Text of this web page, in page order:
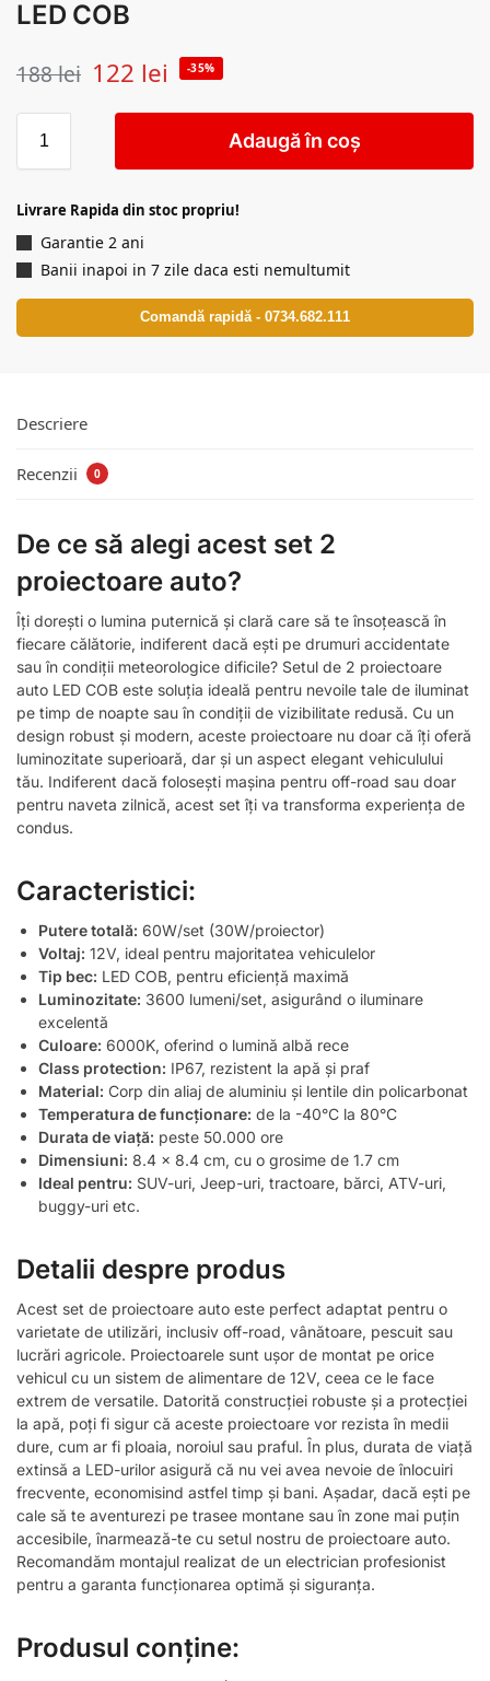
LED COB
188lei 122 lei -35%
Adaugă în coș
Livrare Rapida din stoc propriu!
Garantie 2 ani
Banii inapoi in 7 zile daca esti nemultumit
Comandă rapidă - 0734.682.111
Descriere
Recenzii 0
De ce să alegi acest set 2
proiectoare auto?
Îți dorești o lumina puternică și clară care să te însoțească în
fiecare călătorie, indiferent dacă ești pe drumuri accidentate
sau în condiții meteorologice dificile? Setul de 2 proiectoare
auto LED COB este soluția ideală pentru nevoile tale de iluminat
pe timp de noapte sau în condiții de vizibilitate redusă. Cu un
design robust și modern, aceste proiectoare nu doar că îți oferă
luminozitate superioară, dar și un aspect elegant vehiculului
tău. Indiferent dacă folosești mașina pentru off-road sau doar
pentru naveta zilnică, acest set îți va transforma experiența de
condus.
Caracteristici:
Putere totală: 60W/set (30W/proiector)
Voltaj: 12V, ideal pentru majoritatea vehiculelor
Tip bec: LED COB, pentru eficiență maximă
Luminozitate: 3600 lumeni/set, asigurând o iluminare
excelentă
Culoare: 6000K, oferind o lumină albă rece
Class protection: IP67, rezistent la apă și praf
Material: Corp din aliaj de aluminiu și lentile din policarbonat
Temperatura de funcționare: de la -40°C la 80°C
Durata de viață: peste 50.000 ore
Dimensiuni: 8.4 x 8.4 cm, cu o grosime de 1.7 cm
Ideal pentru: SUV-uri, Jeep-uri, tractoare, bărci, ATV-uri,
buggy-uri etc.
Detalii despre produs
Acest set de proiectoare auto este perfect adaptat pentru o
varietate de utilizări, inclusiv off-road, vânătoare, pescuit sau
lucrări agricole. Proiectoarele sunt ușor de montat pe orice
vehicul cu un sistem de alimentare de 12V, ceea ce le face
extrem de versatile. Datorită construcției robuste și a protecției
la apă, poți fi sigur că aceste proiectoare vor rezista în medii
dure, cum ar fi ploaia, noroiul sau praful. În plus, durata de viață
extinsă a LED-urilor asigură că nu vei avea nevoie de înlocuiri
frecvente, economisind astfel timp și bani. Așadar, dacă ești pe
cale să te aventurezi pe trasee montane sau în zone mai puțin
accesibile, înarmează-te cu setul nostru de proiectoare auto.
Recomandăm montajul realizat de un electrician profesionist
pentru a garanta funcționarea optimă și siguranța.
Produsul conține: